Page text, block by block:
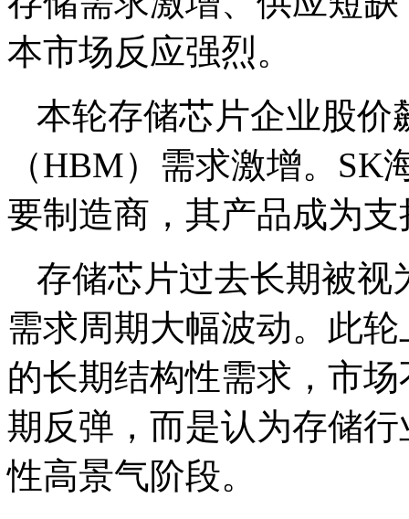
本市场反应强烈。
本轮存储芯片企业股价
（HBM）需求激增。
要制造商，其产品成为
存储芯片过去长期被视
需求周期大幅波动。此
的长期结构性需求，市
期反弹，而是认为存储
性高景气阶段。